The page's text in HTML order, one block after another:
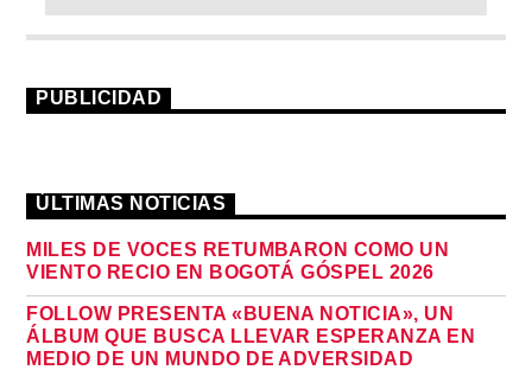
PUBLICIDAD
ÚLTIMAS NOTICIAS
MILES DE VOCES RETUMBARON COMO UN
VIENTO RECIO EN BOGOTÁ GÓSPEL 2026
FOLLOW PRESENTA «BUENA NOTICIA», UN
ÁLBUM QUE BUSCA LLEVAR ESPERANZA EN
MEDIO DE UN MUNDO DE ADVERSIDAD